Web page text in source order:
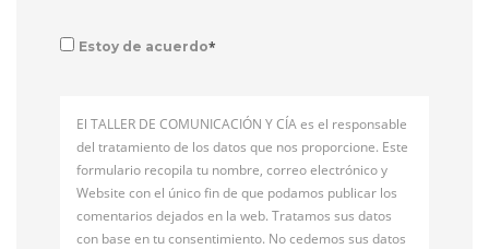
Estoy de acuerdo*
El TALLER DE COMUNICACIÓN Y CÍA es el responsable
del tratamiento de los datos que nos proporcione. Este
formulario recopila tu nombre, correo electrónico y
Website con el único fin de que podamos publicar los
comentarios dejados en la web. Tratamos sus datos
con base en tu consentimiento. No cedemos sus datos